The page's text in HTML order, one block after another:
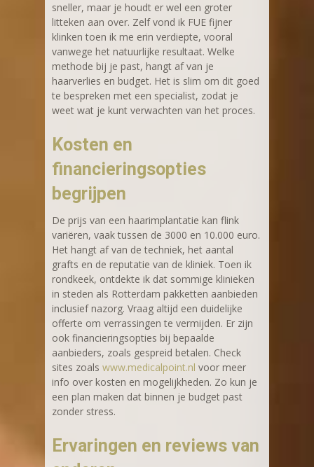
sneller, maar je houdt er wel een groter
litteken aan over. Zelf vond ik FUE fijner
klinken toen ik me erin verdiepte, vooral
vanwege het natuurlijke resultaat. Welke
methode bij je past, hangt af van je
haarverlies en budget. Het is slim om dit goed
te bespreken met een specialist, zodat je
weet wat je kunt verwachten van het proces.
Kosten en
financieringsopties
begrijpen
De prijs van een haarimplantatie kan flink
variëren, vaak tussen de 3000 en 10.000 euro.
Het hangt af van de techniek, het aantal
grafts en de reputatie van de kliniek. Toen ik
rondkeek, ontdekte ik dat sommige klinieken
in steden als Rotterdam pakketten aanbieden
inclusief nazorg. Vraag altijd een duidelijke
offerte om verrassingen te vermijden. Er zijn
ook financieringsopties bij bepaalde
aanbieders, zoals gespreid betalen. Check
sites zoals www.medicalpoint.nl voor meer
info over kosten en mogelijkheden. Zo kun je
een plan maken dat binnen je budget past
zonder stress.
Ervaringen en reviews van